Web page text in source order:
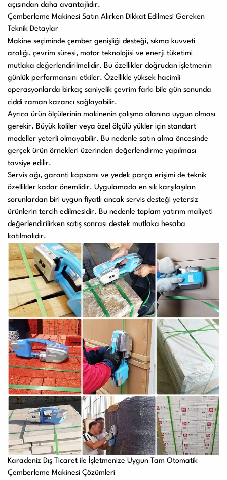
açısından daha avantajlıdır.
Çemberleme Makinesi Satın Alırken Dikkat Edilmesi Gereken
Teknik Detaylar
Makine seçiminde çember genişliği desteği, sıkma kuvveti
aralığı, çevrim süresi, motor teknolojisi ve enerji tüketimi
mutlaka değerlendirilmelidir. Bu özellikler doğrudan işletmenin
günlük performansını etkiler. Özellikle yüksek hacimli
operasyonlarda birkaç saniyelik çevrim farkı bile gün sonunda
ciddi zaman kazancı sağlayabilir.
Ayrıca ürün ölçülerinin makinenin çalışma alanına uygun olması
gerekir. Büyük koliler veya özel ölçülü yükler için standart
modeller yeterli olmayabilir. Bu nedenle satın alma öncesinde
gerçek ürün örnekleri üzerinden değerlendirme yapılması
tavsiye edilir.
Servis ağı, garanti kapsamı ve yedek parça erişimi de teknik
özellikler kadar önemlidir. Uygulamada en sık karşılaşılan
sorunlardan biri uygun fiyatlı ancak servis desteği yetersiz
ürünlerin tercih edilmesidir. Bu nedenle toplam yatırım maliyeti
değerlendirilirken satış sonrası destek mutlaka hesaba
katılmalıdır.
Karadeniz Dış Ticaret ile İşletmenize Uygun Tam Otomatik
Çemberleme Makinesi Çözümleri